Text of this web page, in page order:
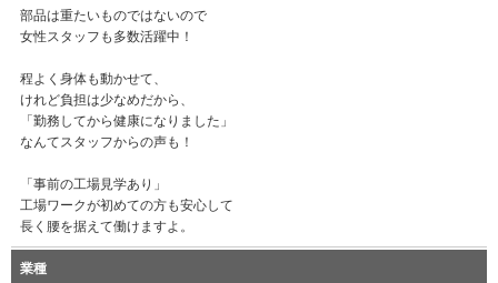
部品は重たいものではないので
女性スタッフも多数活躍中！
程よく身体も動かせて、
けれど負担は少なめだから、
「勤務してから健康になりました」
なんてスタッフからの声も！
「事前の工場見学あり」
工場ワークが初めての方も安心して
長く腰を据えて働けますよ。
業種